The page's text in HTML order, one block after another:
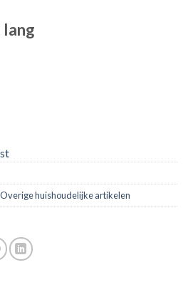
Overige huishoudelijke artikelen